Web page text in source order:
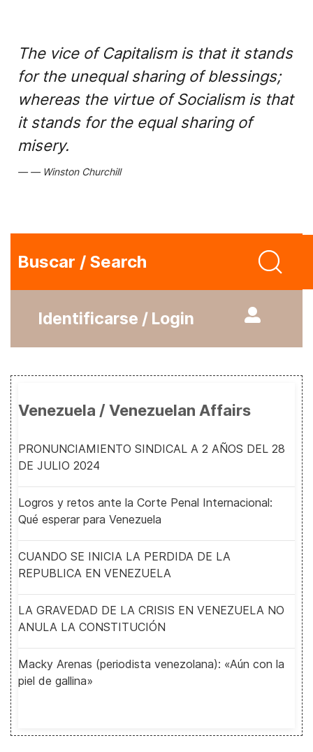
The vice of Capitalism is that it stands
for the unequal sharing of blessings;
whereas the virtue of Socialism is that
it stands for the equal sharing of
misery.
Winston Churchill
Buscar / Search
Identificarse / Login
Venezuela / Venezuelan Affairs
PRONUNCIAMIENTO SINDICAL A 2 AÑOS DEL 28
DE JULIO 2024
Logros y retos ante la Corte Penal Internacional:
Qué esperar para Venezuela
CUANDO SE INICIA LA PERDIDA DE LA
REPUBLICA EN VENEZUELA
LA GRAVEDAD DE LA CRISIS EN VENEZUELA NO
ANULA LA CONSTITUCIÓN
Macky Arenas (periodista venezolana): «Aún con la
piel de gallina»